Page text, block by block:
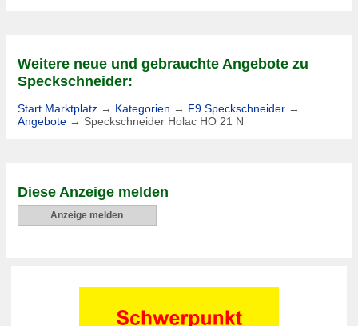
Weitere neue und gebrauchte Angebote zu
Speckschneider:
Start Marktplatz → Kategorien → F9 Speckschneider →
Angebote → Speckschneider Holac HO 21 N
Diese Anzeige melden
Anzeige melden